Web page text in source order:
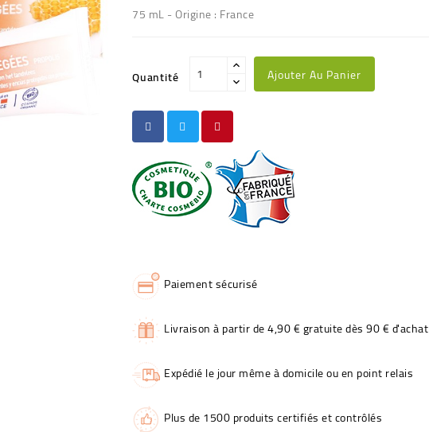
75 mL - Origine : France
Quantité Ajouter Au Panier
Paiement sécurisé
Livraison à partir de 4,90 € gratuite dès 90 € d'achat
Expédié le jour même à domicile ou en point relais
Plus de 1500 produits certifiés et contrôlés